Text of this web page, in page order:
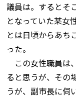
議員は。するとそ
となっていた某女
とは日頃からあち
った。
この女性職員は
ると思うが、その
うが、副市長に伺